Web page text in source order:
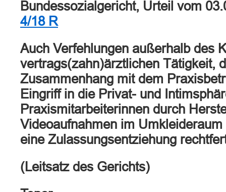
Bundessozialgericht, Urteil vom
4/18 R
Auch Verfehlungen außerhalb des
vertrags(zahn)ärztlichen Tätigkeit,
Zusammenhang mit dem
Eingriff in die Privat- und
Praxismitarbeiterinnen durch
Videoaufnahmen im
eine Zulassungsentziehung
(Leitsatz des Gerichts)